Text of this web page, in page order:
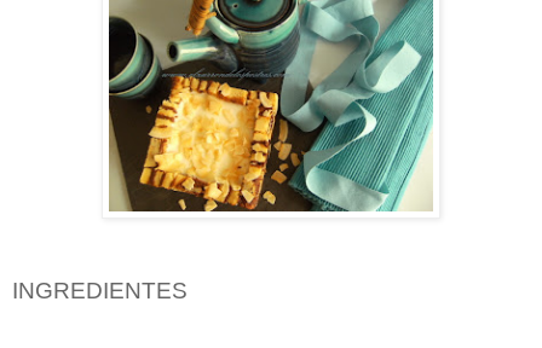
INGREDIENTES